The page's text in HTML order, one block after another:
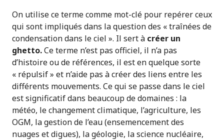
On utilise ce terme comme mot-clé pour repérer ceux
qui sont impliqués dans la question des « traînées de
condensation dans le ciel ». Il sert à créer un
ghetto.Ce terme n’est pas officiel, il n’a pas
d’histoire ou de références, il est en quelque sorte
« répulsif » et n’aide pas à créer des liens entre les
différents mouvements. Ce qui se passe dans le ciel
est significatif dans beaucoup de domaines : la
météo, le changement climatique, l’agriculture, les
OGM, la gestion de l’eau (ensemencement des
nuages et digues), la géologie, la science nucléaire,